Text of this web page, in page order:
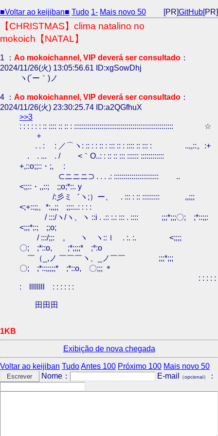
■Voltar ao keijiban■ Tudo 1- Mais novo 50 [PR]GitHub[PR]
【CHRISTMAS】clima natalino no
mokoich【NATAL】
1 ： Ao mokoichannel, VIP deverá ser consultado ：
2024/11/26(火) 13:05:56.61 ID:xgSowDhj
ヽ(´ー｀)ノ
4 ： Ao mokoichannel, VIP deverá ser consultado ：
2024/11/26(火) 23:30:25.74 ID:a2QGfhuX
>>3
: : : : : : :: :::: :: :: : ::::::::::::::::::::::::::::::::::::::::::::::::::: ☆
＋
. . : : ／⌒ヽ: :: : : :: : ::: :: : :::: :: ::: : ..,,::。:+
. . ... . / <｀O..: : :: :: ::: :::::: ::::::::::::
+,::o;;::・;, :
⊂ニニニ⊃ . . . .: ::::::::::::::::::::::: ..
<;;::・,,::;ゞ;;o;*::. y
/:彡ミ゛ヽ;）ー、 . ::: : :: ::::::::: ,,;;;
<;+::;;。*:,,;;ゞ;;::..: : : :
/ :::/ヽ/ヽ、ヽ ::i . .:: :.: ::: . :::: ;;;*;;;〇;ゞ;*::;;:
<;;;*;:;ゞ;;o;
/ :::/;;: 。 ヽ ヽ::ｌ . :. :. <;;;;
〇;ゞ;*::o,ゞ ;*;;;;*ゞ;*:o
￣（_,ノ ￣￣￣ヽ、_ノ￣￣ ;;;*;;;
〇;ゞ;*::;;;;;*ゞ;*::o, 〇;;; ＊
: : : : :
: llllllll : : : : : :
田田田
1KB
Exibição de nova chegada
Voltar ao keijiban TudoAntes 100 Próximo 100 Mais novo 50
Nome：
E-mail （opcional） ：